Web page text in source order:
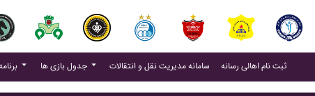
برنامه بازی ها جدول بازی ها سامانه مدیریت نقل و انتقالات (current)
ثبت نام اهالی رسانه(current)